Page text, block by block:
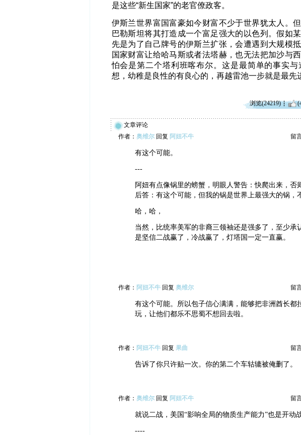
是这些“新生国家”的老官僚政客。
伊斯兰世界富国富豪如今财富不少于世界犹太人。
巴勒斯坦将其打造成一个富足强大的以色列。假如
先是为了自己牌号的伊斯兰扩张，会遭遇到大规模
国家财富让给哈马斯或者法塔赫，也无法把加沙与
怕会是第二个塔利班喀布尔。这是最简单的事实
想，幼稚是良性的有良心的，再越雷池一步就是最先
浏览(24219)
文章评论
作者： 奥维尔回复 阿妞不牛 留
有这个可能。
---
阿妞有点像锅里的螃蟹，明眼人警告：快爬出来，否
后答：有这个可能，但我的锅是世界上最强大的锅，
哈，哈，
当然，比统率美军的非裔三领袖还是强多了，至少承
是坚信二战赢了，冷战赢了，灯塔国一定一直赢。
作者： 阿妞不牛回复 奥维尔 留
有这个可能。所以包子信心满满，能够把非洲酋长都
玩，让他们都乐不思蜀不想回去啦。
作者： 阿妞不牛回复 果曲 留
告诉了你只许贴一次。你的第二个车轱辘被俺删了。
作者： 奥维尔回复 阿妞不牛 留
就说二战，美国“影响全局的物质生产能力”也是开动
----